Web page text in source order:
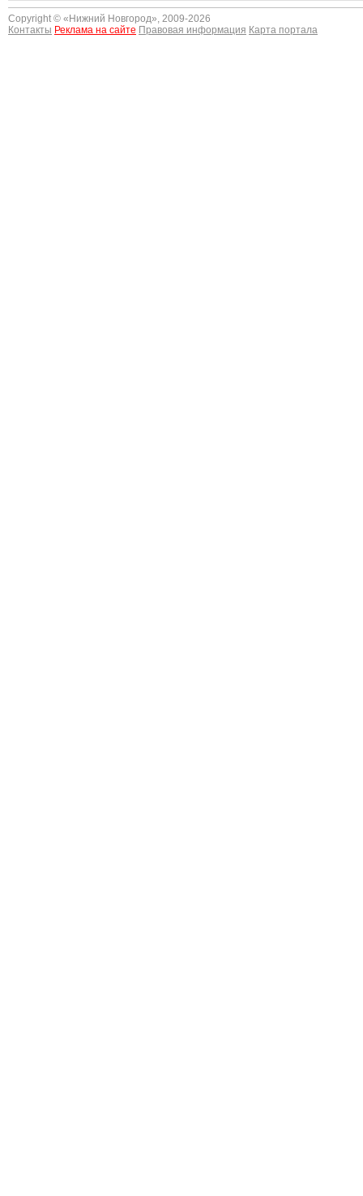
Copyright © « Нижний Новгород», 2009-2026
Контакты Реклама на сайте Правовая информация Карта портала